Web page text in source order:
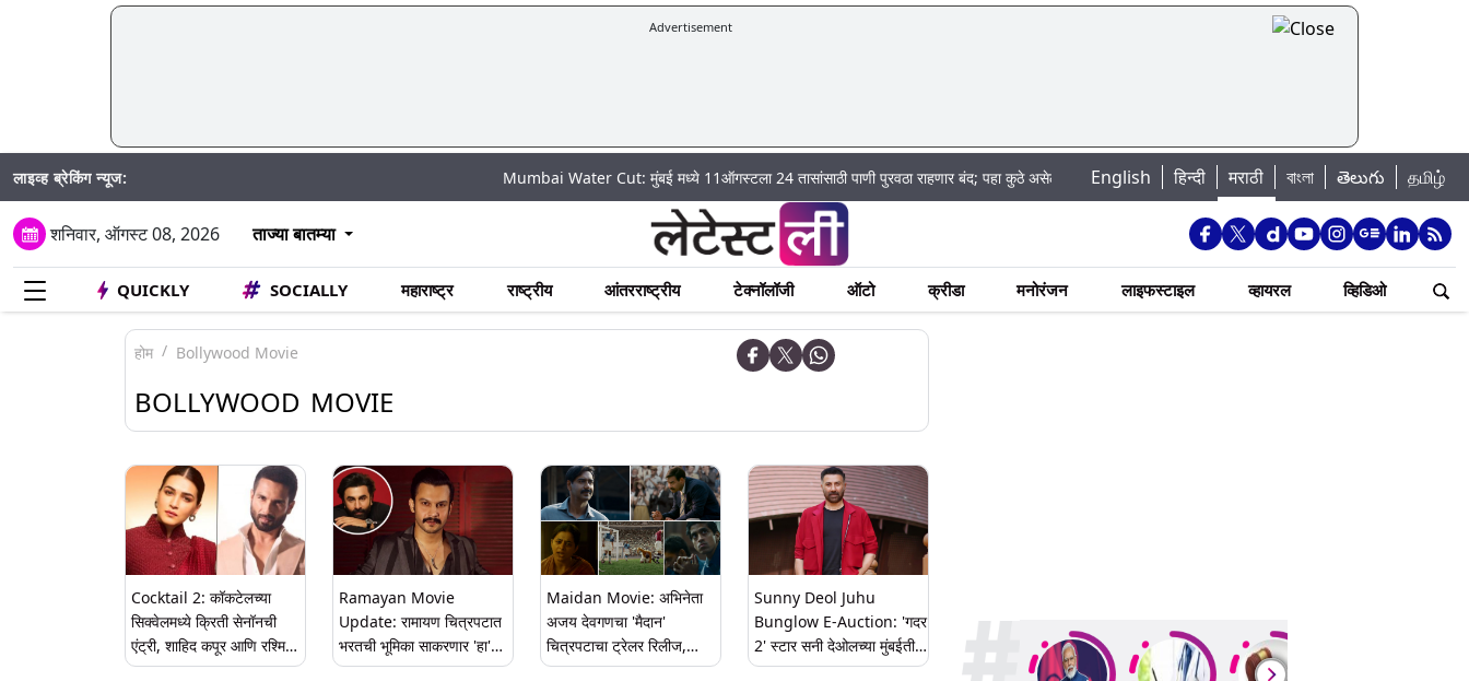
Advertisement
लाइव्ह ब्रेकिंग न्यूज: Mumbai Water Cut: मुंबई मध्ये 11ऑगस्टला 24 तासांसाठी पाणी पुरवठा राहणार बंद; पहा कुठे असेल पाणी बंद| Madhur Satta Matka: मधूर सट्टा मटका बद्दल काही गोष्टी घ्या
English हिन्दी मराठी বাংলা తెలుగు தமிழ்
शनिवार, ऑगस्ट 08, 2026 ताज्या बातम्या
QUICKLY SOCIALLY महाराष्ट्र राष्ट्रीय आंतरराष्ट्रीय टेक्नॉलॉजी ऑटो क्रीडा मनोरंजन लाइफस्टाइल व्हायरल व्हिडिओ
होम Bollywood Movie
BOLLYWOOD MOVIE
Cocktail 2: कॉकटेलच्या
सिक्वेलमध्ये क्रिती सेनॉनची
एंट्री, शाहिद कपूर आणि रश्मिका
मंदाना यांच्यासोबत झळकणार
Ramayan Movie
Update: रामायण चित्रपटात
भरतची भूमिका साकरणार 'हा'
मराठमोळा अभिनेता
Maidan Movie: अभिनेता
अजय देवगणचा 'मैदान'
चित्रपटाचा ट्रेलर रिलीज,
सिनेमा लवकरच प्रेक्षकांच्या
Sunny Deol Juhu
Bunglow E-Auction: 'गदर
2' स्टार सनी देओलच्या मुंबईतील
बंगल्याचा होणार लिलाव, कर्ज